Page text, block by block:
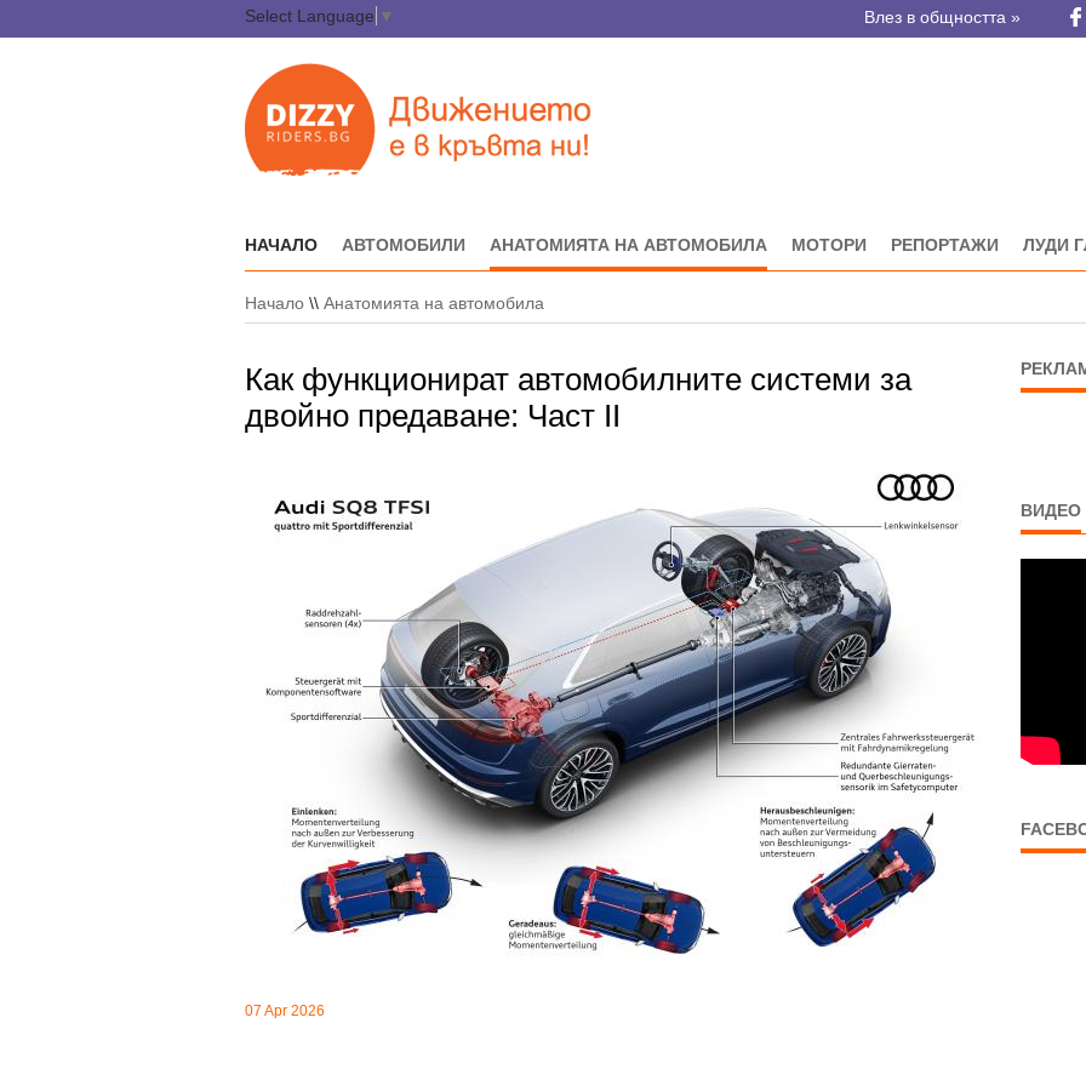
Select Language ▼ Влез в общността »
НАЧАЛО АВТОМОБИЛИ АНАТОМИЯТА НА АВТОМОБИЛА МОТОРИ РЕПОРТАЖИ ЛУДИ
Начало \\ Анатомията на автомобила
Как функционират автомобилните системи за
двойно предаване: Част II
07 Apr 2026
ВИДЕО